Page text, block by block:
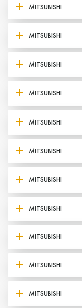
MITSUBISHI
MITSUBISHI
MITSUBISHI
MITSUBISHI
MITSUBISHI
MITSUBISHI
MITSUBISHI
MITSUBISHI
MITSUBISHI
MITSUBISHI
MITSUBISHI